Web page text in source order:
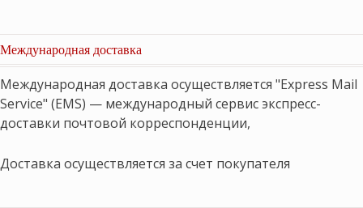
Международная доставка
Международная доставка осуществляется "Express Mail
Service" (EMS) — международный сервис экспресс-
доставки почтовой корреспонденции,
Доставка осуществляется за счет покупателя